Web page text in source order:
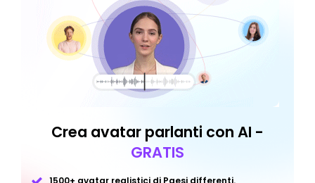
Crea avatar parlanti con AI -
GRATIS